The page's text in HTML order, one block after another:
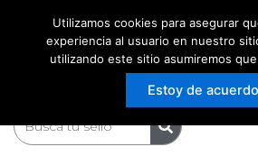
contenido
Utilizamos cookies para asegurar
experiencia al usuario en nuestro
utilizando este sitio asumiremos
Estoy de acuerdo